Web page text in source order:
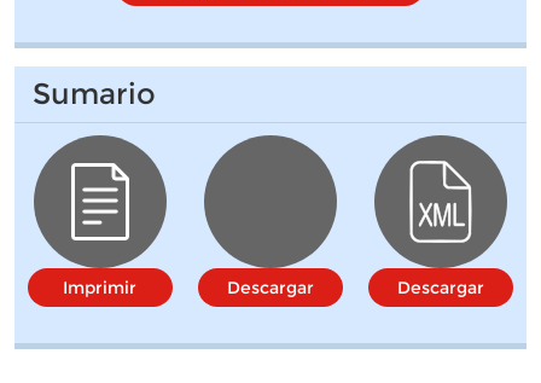
Sumario
Imprimir Descargar Descargar